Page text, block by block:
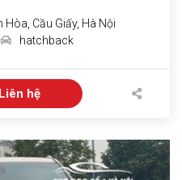
Hòa, Cầu Giấy, Hà Nội
hatchback
Liên hệ